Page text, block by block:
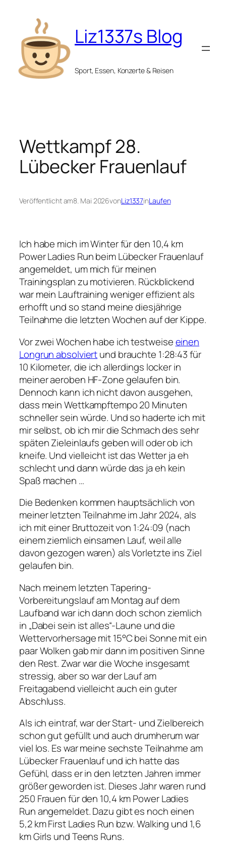
springen
Liz1337s Blog
Sport, Essen, Konzerte & Reisen
Wettkampf 28.
Lübecker Frauenlauf
Veröffentlicht am8. Mai 2026vonLiz1337inLaufen
Ich habe mich im Winter für den 10,4 km
Power Ladies Run beim Lübecker Frauenlauf
angemeldet, um mich für meinen
Trainingsplan zu motivieren. Rückblickend
war mein Lauftraining weniger effizient als
erhofft und so stand meine diesjährige
Teilnahme die letzten Wochen auf der Kippe.
Vor zwei Wochen habe ich testweiseeinen
Longrun absolviertund brauchte 1:28:43 für
10 Kilometer, die ich allerdings locker in
meiner aeroben HF-Zone gelaufen bin.
Dennoch kann ich nicht davon ausgehen,
dass mein Wettkampftempo 20 Minuten
schneller sein würde. Und so haderte ich mit
mir selbst, ob ich mir die Schmach des sehr
späten Zieleinlaufs geben will oder ob ich
kneife. Und vielleicht ist das Wetter ja eh
schlecht und dann würde das ja eh kein
Spaß machen …
Die Bedenken kommen hauptsächlich von
meiner letzten Teilnahme im Jahr 2024, als
ich mit einer Bruttozeit von 1:24:09 (nach
einem ziemlich einsamen Lauf, weil alle
davon gezogen waren) als Vorletzte ins Ziel
gelaufen bin.
Nach meinem letzten Tapering-
Vorbereitungslauf am Montag auf dem
Laufband war ich dann doch schon ziemlich
in „Dabei sein ist alles“-Laune und die
Wettervorhersage mit 15°C bei Sonne mit ein
paar Wolken gab mir dann im positiven Sinne
den Rest. Zwar war die Woche insgesamt
stressig, aber so war der Lauf am
Freitagabend vielleicht auch ein guter
Abschluss.
Als ich eintraf, war der Start- und Zielbereich
schon gut gefüllt und auch drumherum war
viel los. Es war meine sechste Teilnahme am
Lübecker Frauenlauf und ich hatte das
Gefühl, dass er in den letzten Jahren immer
größer geworden ist. Dieses Jahr waren rund
250 Frauen für den 10,4 km Power Ladies
Run angemeldet. Dazu gibt es noch einen
5,2 km First Ladies Run bzw. Walking und 1,6
km Girls und Teens Runs.